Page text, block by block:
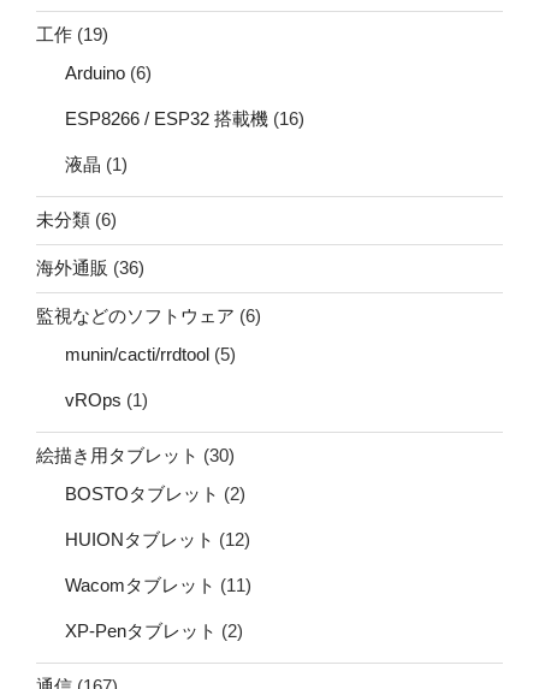
工作 (19)
Arduino (6)
ESP8266 / ESP32 搭載機 (16)
液晶 (1)
未分類 (6)
海外通販 (36)
監視などのソフトウェア (6)
munin/cacti/rrdtool (5)
vROps (1)
絵描き用タブレット (30)
BOSTOタブレット (2)
HUIONタブレット (12)
Wacomタブレット (11)
XP-Penタブレット (2)